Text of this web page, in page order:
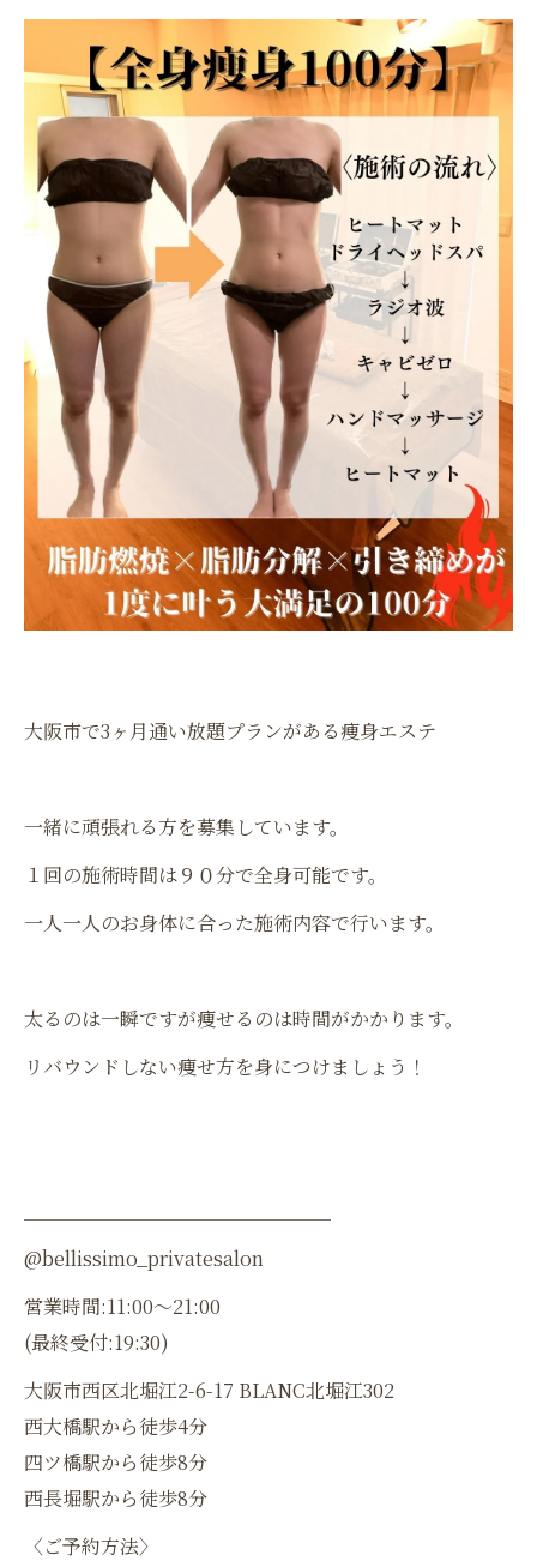
大阪市で3ヶ月通い放題プランがある痩身エステ
一緒に頑張れる方を募集しています。
１回の施術時間は９０分で全身可能です。
一人一人のお身体に合った施術内容で行います。
太るのは一瞬ですが痩せるのは時間がかかります。
リバウンドしない痩せ方を身につけましょう！
@bellissimo_privatesalon
営業時間:11:00〜21:00
(最終受付:19:30)
大阪市西区北堀江2-6-17 BLANC北堀江302
西大橋駅から徒歩4分
四ツ橋駅から徒歩8分
西長堀駅から徒歩8分
〈ご予約方法〉